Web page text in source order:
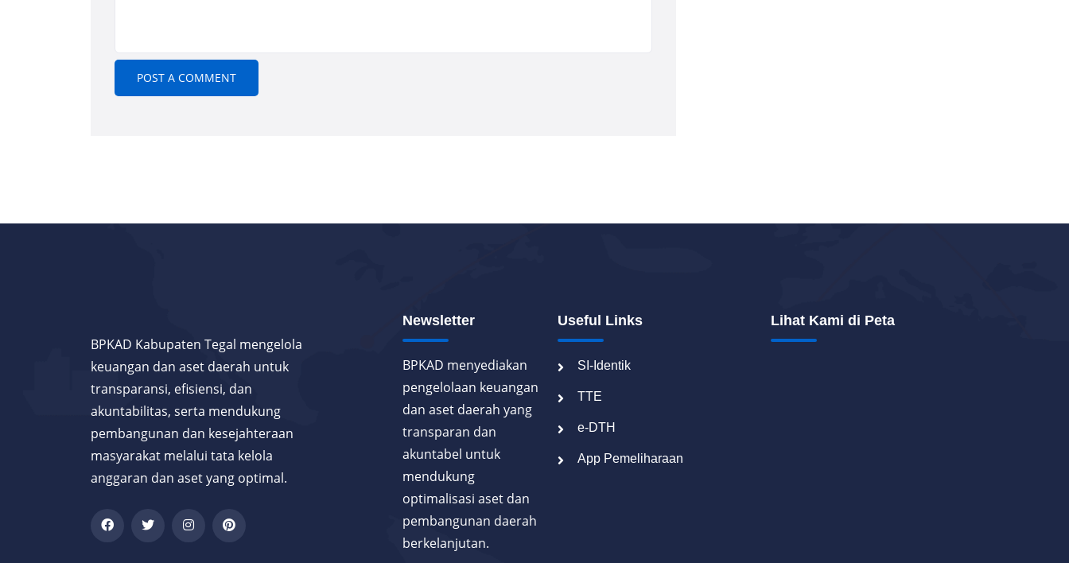
BPKAD Kabupaten Tegal mengelola
keuangan dan aset daerah untuk
transparansi, efisiensi, dan
akuntabilitas, serta mendukung
pembangunan dan kesejahteraan
masyarakat melalui tata kelola
anggaran dan aset yang optimal.
Newsletter
BPKAD menyediakan
pengelolaan keuangan
dan aset daerah yang
transparan dan
akuntabel untuk
mendukung
optimalisasi aset dan
pembangunan daerah
berkelanjutan.
Useful Links
SI-Identik
TTE
e-DTH
App Pemeliharaan
Lihat Kami di Peta